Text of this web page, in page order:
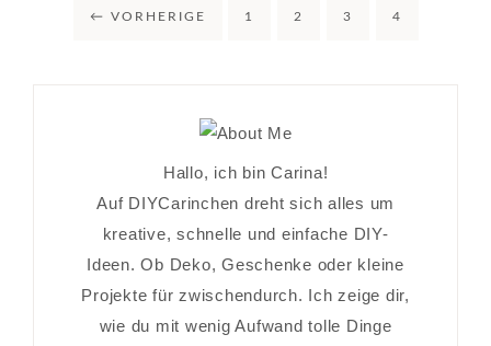
← VORHERIGE 1 2 3 4
Hallo, ich bin Carina!
Auf DIYCarinchen dreht sich alles um
kreative, schnelle und einfache DIY-
Ideen. Ob Deko, Geschenke oder kleine
Projekte für zwischendurch. Ich zeige dir,
wie du mit wenig Aufwand tolle Dinge